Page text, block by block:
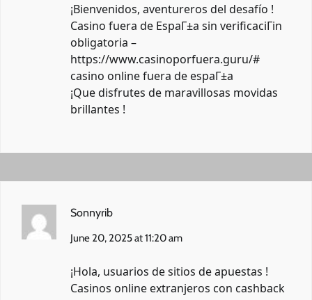
¡Bienvenidos, aventureros del desafío !
Casino fuera de EspaГ±a sin verificaciГіn
obligatoria –
https://www.casinoporfuera.guru/#
casino online fuera de espaГ±a
¡Que disfrutes de maravillosas movidas
brillantes !
Sonnyrib
June 20, 2025 at 11:20 am
¡Hola, usuarios de sitios de apuestas !
Casinos online extranjeros con cashback